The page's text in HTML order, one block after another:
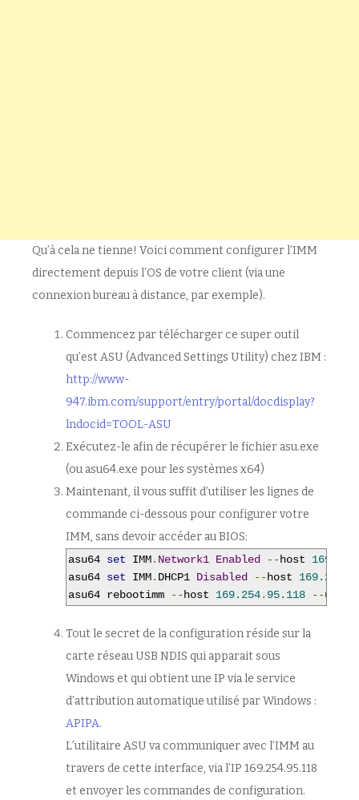
Qu’à cela ne tienne! Voici comment configurer l’IMM
directement depuis l’OS de votre client (via une
connexion bureau à distance, par exemple).
Commencez par télécharger ce super outil
qu’est ASU (Advanced Settings Utility) chez IBM :
http://www-
947.ibm.com/support/entry/portal/docdisplay?
lndocid=TOOL-ASU
Exécutez-le afin de récupérer le fichier asu.exe
(ou asu64.exe pour les systèmes x64)
Maintenant, il vous suffit d’utiliser les lignes de
commande ci-dessous pour configurer votre
IMM, sans devoir accéder au BIOS:
asu64 set IMM. Network1 Enabled --host 169.254
asu64 set IMM. DHCP1 Disabled --host 169.254
asu64 rebootimm
--host 169.254. 95.118 --user
Tout le secret de la configuration réside sur la
carte réseau USB NDIS qui apparait sous
Windows et qui obtient une IP via le service
d’attribution automatique utilisé par Windows :
APIPA.
L’utilitaire ASU va communiquer avec l’IMM au
travers de cette interface, via l’IP 169.254.95.118
et envoyer les commandes de configuration.